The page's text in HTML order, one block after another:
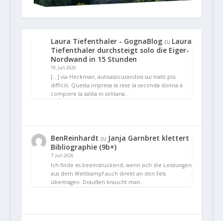
Laura Tiefenthaler - GognaBlogzu Laura
Tiefenthaler durchsteigt solo die Eiger-
Nordwand in 15 Stunden
10. Juli 2026
[…] via Heckmair, autoassicurandosi sui tratti più
difficili. Questa impresa la rese la seconda donna a
compiere la salita in solitaria…
BenReinhardt zu Janja Garnbret klettert
Bibliographie (9b+)
7. Juli 2026
Ich finde es beeindruckend, wenn sich die Leistungen
aus dem Wettkampf auch direkt an den Fels
übertragen. Draußen braucht man…